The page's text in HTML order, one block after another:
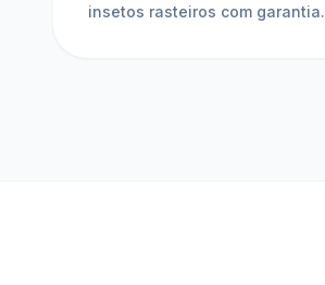
insetos rasteiros com garantia.